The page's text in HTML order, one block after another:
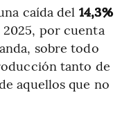
caída del 14,3%
por cuenta
sobre todo
tanto de
aquellos que no